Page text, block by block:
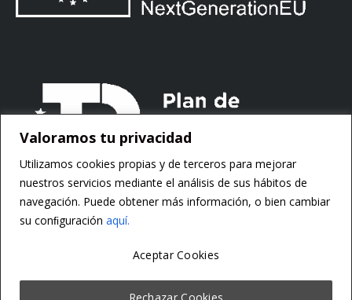
Valoramos tu privacidad
Utilizamos cookies propias y de terceros para mejorar
nuestros servicios mediante el análisis de sus hábitos de
navegación. Puede obtener más información, o bien cambiar
su conﬁguración aquí.
Rechazar Cookies
Aceptar Cookies